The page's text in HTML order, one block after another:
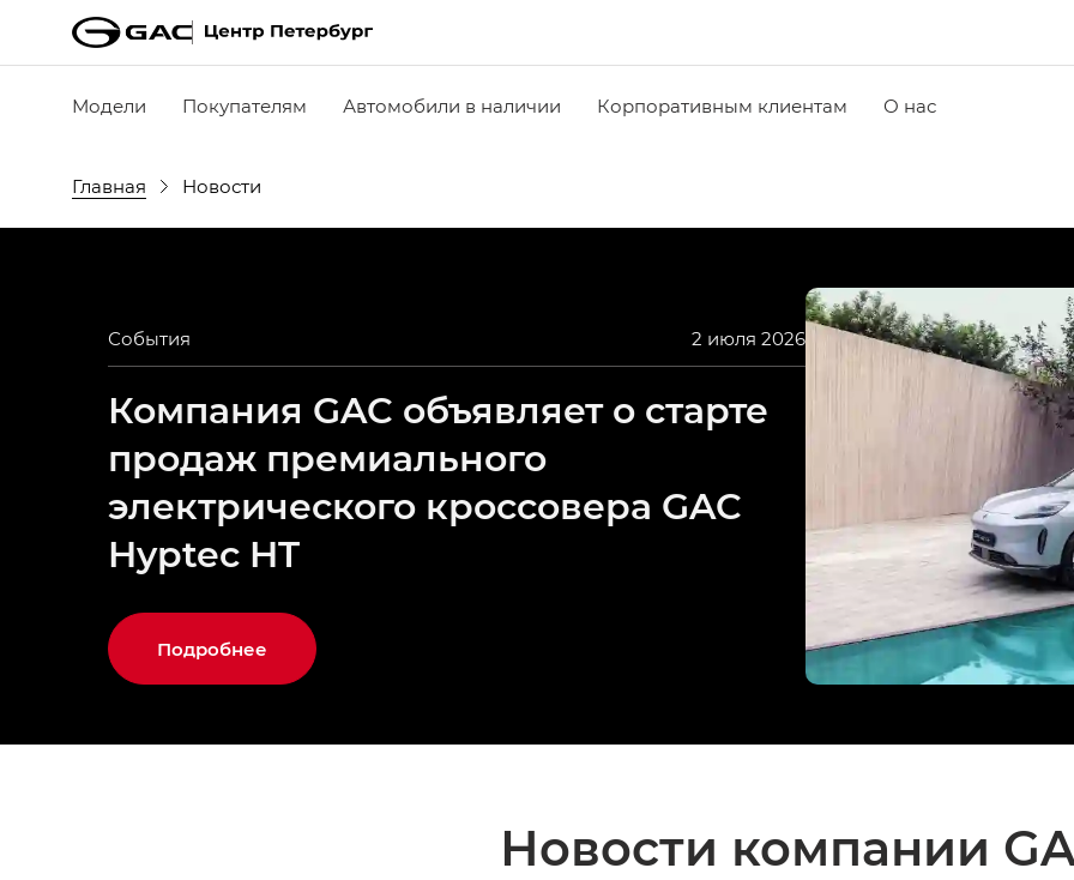
Модели Покупателям Автомобили в наличии Корпоративным клиентам О нас
Главная Новости
События 2 июля 2026
Компания GAC объявляет о старте
продаж премиального
электрического кроссовера GAC
Hyptec HT
Подробнее
Новости компании